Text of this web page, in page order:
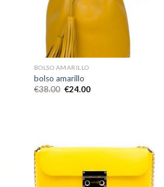
BOLSO AMARILLO
bolso amarillo
€38.00 €24.00